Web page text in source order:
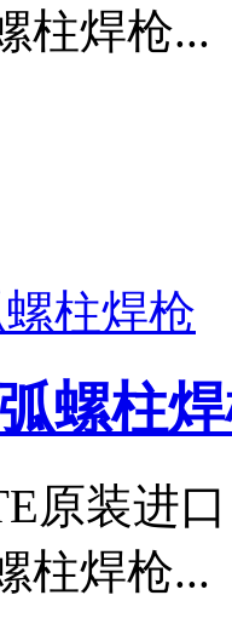
柱焊枪...
柱焊枪
螺柱
原装进
柱焊枪...